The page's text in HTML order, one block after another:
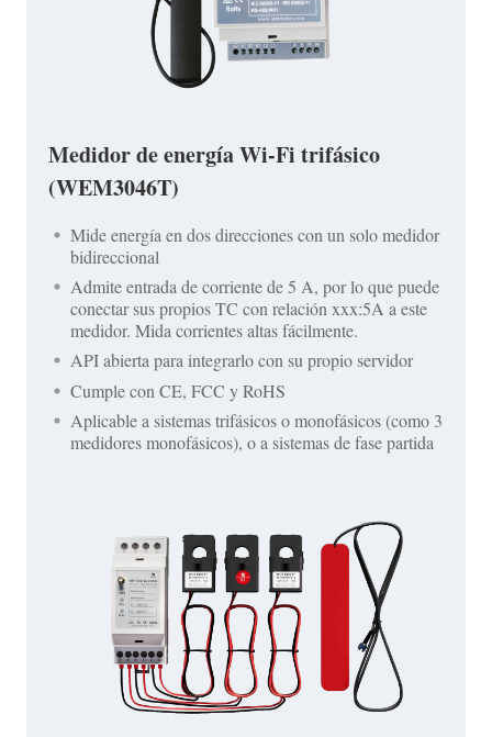
Medidor de energía Wi-Fi trifásico
(WEM3046T)
Mide energía en dos direcciones con un solo medidor
bidireccional
Admite entrada de corriente de 5 A, por lo que puede
conectar sus propios TC con relación xxx:5A a este
medidor. Mida corrientes altas fácilmente.
API abierta para integrarlo con su propio servidor
Cumple con CE, FCC y RoHS
Aplicable a sistemas trifásicos o monofásicos (como 3
medidores monofásicos), o a sistemas de fase partida